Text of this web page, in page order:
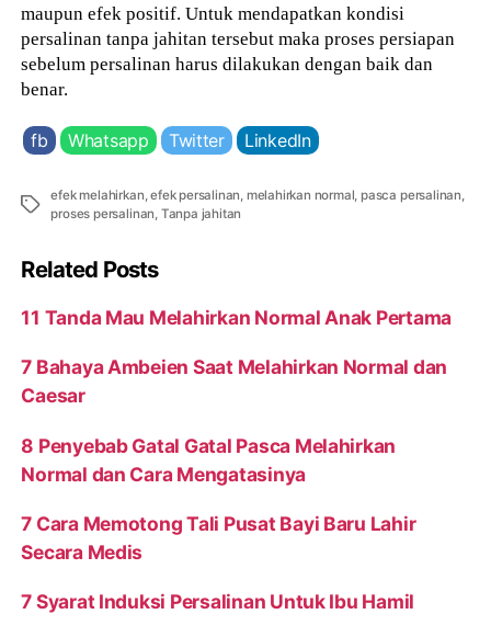
maupun efek positif. Untuk mendapatkan kondisi
persalinan tanpa jahitan tersebut maka proses persiapan
sebelum persalinan harus dilakukan dengan baik dan
benar.
fb Whatsapp Twitter LinkedIn
Tags
efek melahirkan ,efek persalinan melahirkan normal ,pasca persalinan
proses persalinan Tanpa jahitan
Related Posts
11 Tanda Mau Melahirkan Normal Anak Pertama
7 Bahaya Ambeien Saat Melahirkan Normal dan
Caesar
8 Penyebab Gatal Gatal Pasca Melahirkan
Normal dan Cara Mengatasinya
7 Cara Memotong Tali Pusat Bayi Baru Lahir
Secara Medis
7 Syarat Induksi Persalinan Untuk Ibu Hamil